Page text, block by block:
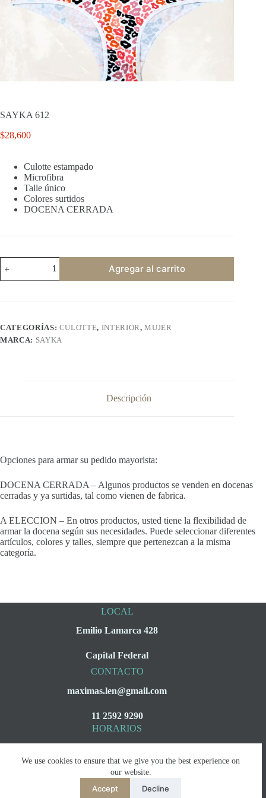
We use cookies to ensure that we give you the best experience on
our website.
Accept Decline
SAYKA 612
$28,600
Culotte estampado
Microfibra
Talle único
Colores surtidos
DOCENA CERRADA
SAYKA
612
cantidad
Agregar al carrito
CATEGORÍAS: CULOTTE, INTERIOR,MUJER
MARCA: SAYKA
Descripción
Opciones para armar su pedido mayorista:
DOCENA CERRADA – Algunos productos se venden en docenas
cerradas y ya surtidas, tal como vienen de fabrica.
A ELECCION – En otros productos, usted tiene la flexibilidad de
armar la docena según sus necesidades. Puede seleccionar diferentes
artículos, colores y talles, siempre que pertenezcan a la misma
categoría.
LOCAL
Emilio Lamarca 428
Capital Federal
CONTACTO
maximas.len@gmail.com
11 2592 9290
HORARIOS
08:00 a 16:00